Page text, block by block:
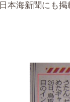
本海新聞にも掲